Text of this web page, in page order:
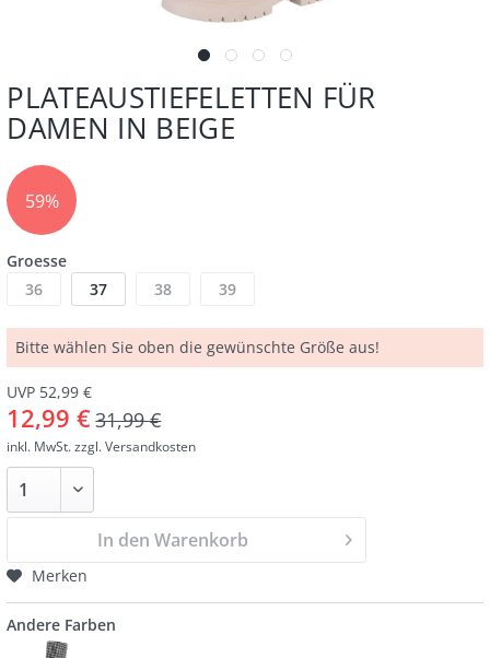
PLATEAUSTIEFELETTEN FÜR
DAMEN IN BEIGE
59%
Groesse
36
37 38 39
Bitte wählen Sie oben die gewünschte Größe aus!
UVP 52,99 €
12,99 € 31,99 €
inkl. MwSt.zzgl. Versandkosten
In den Warenkorb
Merken
Andere Farben